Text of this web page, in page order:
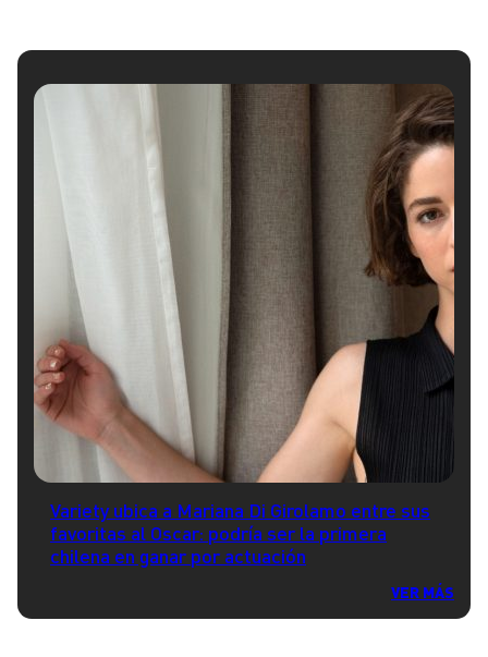
Variety ubica a Mariana Di Girolamo entre sus
favoritas al Oscar: podría ser la primera
chilena en ganar por actuación
VER MÁS